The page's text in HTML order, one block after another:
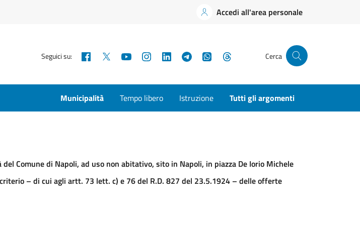
Accedi all'area personale
Seguici su: Facebook YouTubeInstagramLinkedInTelegramWhatsApp Cerca
Municipalità Tempo libero Istruzione Tutti gli argomenti
Comune di Napoli, ad uso non abitativo, sito in Napoli, in piazza De Iorio Michele
– di cui agli artt. 73 lett. c) e 76 del R.D. 827 del 23.5.1924 – delle offerte